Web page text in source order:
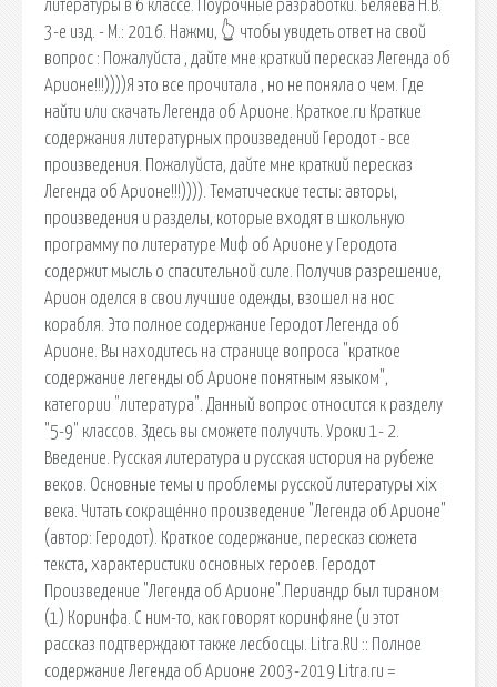
литературы в 6 классе. Поурочные разработки. Беляева Н.В.
3-е изд. - М.: 2016. Нажми, 👆 чтобы увидеть ответ на свой
вопрос ️: Пожалуйста , дайте мне краткий пересказ Легенда об
Арионе!!!))))Я это все прочитала , но не поняла о чем. Где
найти или скачать Легенда об Арионе. Краткое.ru Краткие
содержания литературных произведений Геродот - все
произведения. Пожалуйста, дайте мне краткий пересказ
Легенда об Арионе!!!)))). Тематические тесты: авторы,
произведения и разделы, которые входят в школьную
программу по литературе Миф об Арионе у Геродота
содержит мысль о спасительной силе. Получив разрешение,
Арион оделся в свои лучшие одежды, взошел на нос
корабля. Это полное содержание Геродот Легенда об
Арионе. Вы находитесь на странице вопроса "краткое
содержание легенды об Арионе понятным языком",
категории "литература". Данный вопрос относится к разделу
"5-9" классов. Здесь вы сможете получить. Уроки 1- 2.
Введение. Русская литература и русская история на рубеже
веков. Основные темы и проблемы русской литературы xix
века. Читать сокращённо произведение "Легенда об Арионе"
(автор: Геродот). Краткое содержание, пересказ сюжета
текста, характеристики основных героев. Геродот
Произведение "Легенда об Арионе".Периандр был тираном
(1) Коринфа. С ним-то, как говорят коринфяне (и этот
рассказ подтверждают также лесбосцы. Litra.RU :: Полное
содержание Легенда об Арионе 2003-2019 Litra.ru =